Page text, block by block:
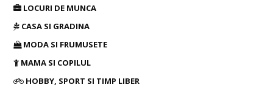
LOCURI DE MUNCA
CASA SI GRADINA
MODA SI FRUMUSETE
MAMA SI COPILUL
HOBBY, SPORT SI TIMP LIBER